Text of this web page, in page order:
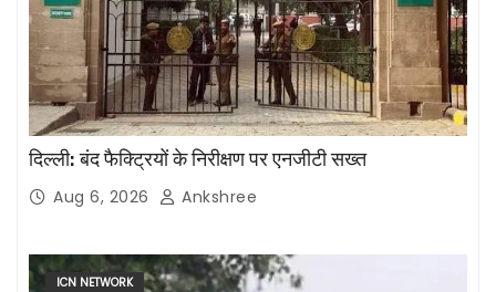
दिल्ली: बंद फैक्ट्रियों के निरीक्षण पर एनजीटी सख्त
Aug 6, 2026 Ankshree
ICN NETWORK